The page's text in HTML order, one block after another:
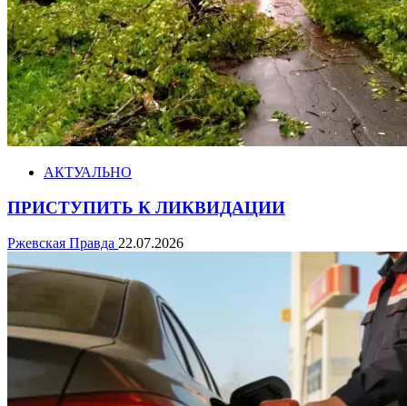
АКТУАЛЬНО
ПРИСТУПИТЬ К ЛИКВИДАЦИИ
Ржевская Правда 22.07.2026